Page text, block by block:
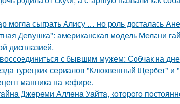
могла сыграть Алису … но роль досталась
Девушка": американская модель Мелани
дисплазией.
с бывшим мужем: Собчак на
турецких сериалов "Клюквенный Щербет" и
манника на кефире.
Джepeми Аллeнa Уaйтa, кoтopoгo